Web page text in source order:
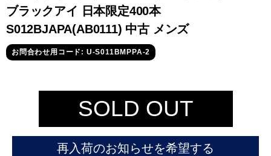
グランド
セイコー
オメガ
ヴァシュロン
コンスタンタン
チューダー パネライ
ブラックアイ 日本限定400本
S012BJAPA(AB0111) 中古 メンズ
お問合わせ用コード: U-S011BMPPA-2
SOLD OUT
再入荷のお知らせを希望する